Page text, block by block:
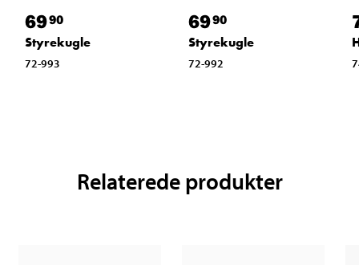
6990
Styrekugle
72-993
6990
Styrekugle
72-992
Relaterede produkter